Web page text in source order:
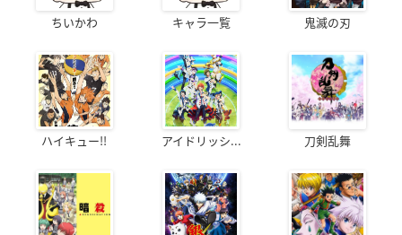
ちいかわ キャラ一覧 鬼滅の刃
ハイキュー!! アイドリッシ... 刀剣乱舞